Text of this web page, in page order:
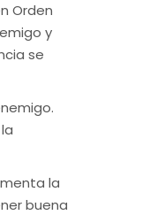
Orden
y
se
la
buena